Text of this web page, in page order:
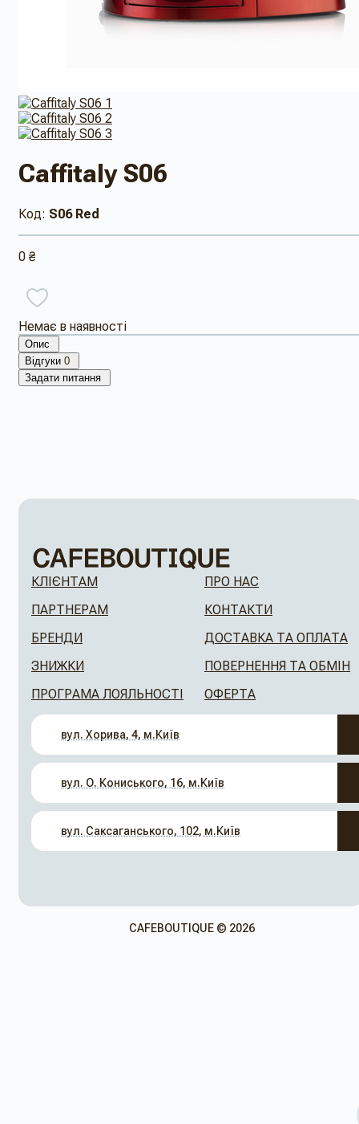
Caffitaly S06
Код: S06 Red
0 ₴
Немає в наявності
Опис
Відгуки 0
Задати питання
КЛІЄНТАМ
ПАРТНЕРАМ
БРЕНДИ
ЗНИЖКИ
ПРОГРАМА ЛОЯЛЬНОСТІ
ПРО НАС
КОНТАКТИ
ДОСТАВКА ТА ОПЛАТА
ПОВЕРНЕННЯ ТА ОБМІН
ОФЕРТА
вул. Хорива, 4, м.Київ
вул. О. Кониського, 16, м.Київ
вул. Саксаганського, 102, м.Київ
CAFEBOUTIQUE © 2026